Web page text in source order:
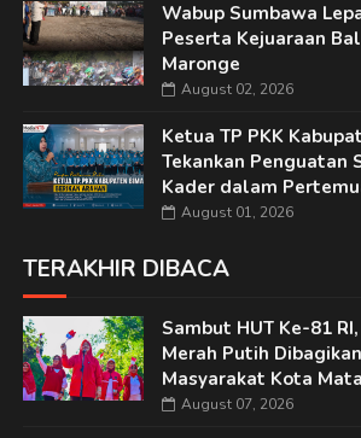
Wabup Sumbawa
Peserta Kejuaraan
Maronge
August 02, 2026
Ketua TP PKK
Tekankan Penguatan
Kader dalam
August 01, 2026
TERAKHIR DIBACA
Sambut HUT Ke-81
Merah Putih
Masyarakat Kota
August 07, 2026